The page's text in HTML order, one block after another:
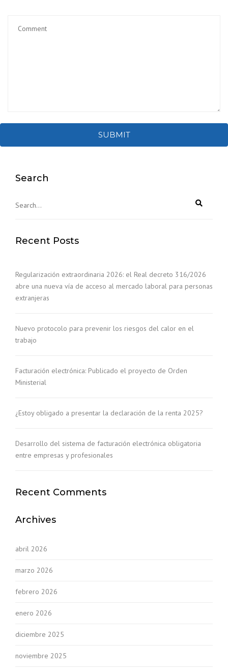
SUBMIT
Search
Recent Posts
Regularización extraordinaria 2026: el Real decreto 316/2026
abre una nueva vía de acceso al mercado laboral para personas
extranjeras
Nuevo protocolo para prevenir los riesgos del calor en el
trabajo
Facturación electrónica: Publicado el proyecto de Orden
Ministerial
¿Estoy obligado a presentar la declaración de la renta 2025?
Desarrollo del sistema de facturación electrónica obligatoria
entre empresas y profesionales
Recent Comments
Archives
abril 2026
marzo 2026
febrero 2026
enero 2026
diciembre 2025
noviembre 2025